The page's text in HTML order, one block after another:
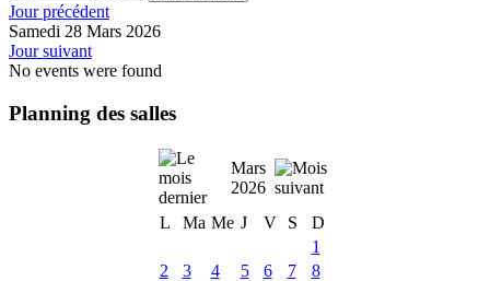
Jour précédent
Samedi 28 Mars 2026
Jour suivant
No events were found
Planning des salles
Mars
2026
L
Ma Me J V S
D
1
2
3 4 5 6 7
8